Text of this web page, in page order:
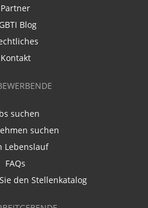
Partner
Blog
Kontakt
suchen
suchen
Lebenslauf
FAQs
den Stellenkatalog